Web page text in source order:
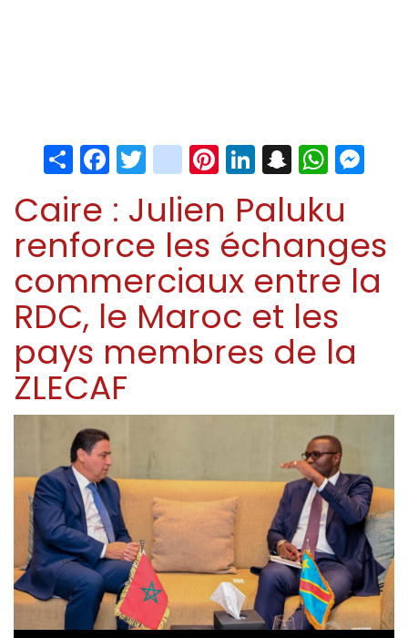
ShareFacebook
Twitter
instagram
Pinterest
LinkedIn
Snapchat
Caire : Julien Paluku
renforce les échanges
commerciaux entre la
RDC, le Maroc et les
pays membres de la
ZLECAF